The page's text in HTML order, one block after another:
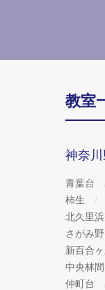
教室
神奈川
青葉台
柿生
北久里浜
さがみ野
新百合
中央林間
仲町台